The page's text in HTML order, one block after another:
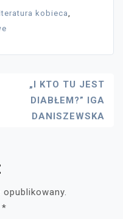
kobieca
„I KTO TU JEST
DIABŁEM?” IGA
DANISZEWSKA
*